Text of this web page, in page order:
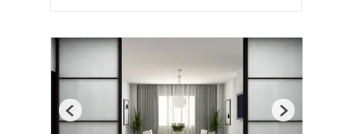
Previous Next